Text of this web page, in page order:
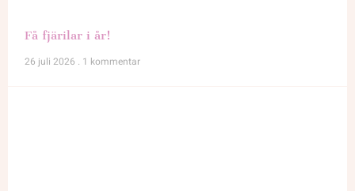
Få fjärilar i år!
26 juli 2026
1 kommentar